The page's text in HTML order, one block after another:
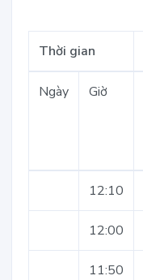
Thời gian
Ngày Giờ
12:10
12:00
11:50